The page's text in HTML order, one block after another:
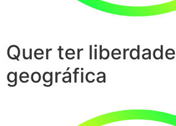
Quer ter liberdade
geográfica